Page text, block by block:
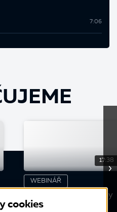
7:06
17:38
WEBINÁŘ
E-shop: Výběr prodejny
cookies